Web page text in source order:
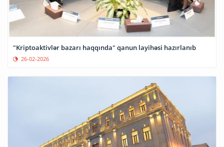
"Kriptoaktivlər bazarı haqqında" qanun layihəsi hazırlanıb
26-02-2026